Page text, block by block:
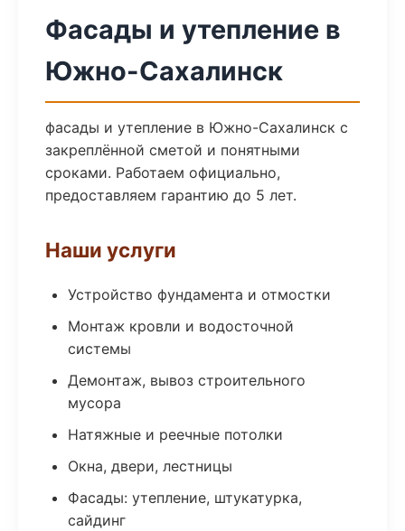
Фасады и утепление в
Южно-Сахалинск
фасады и утепление в Южно-Сахалинск с
закреплённой сметой и понятными
сроками. Работаем официально,
предоставляем гарантию до 5 лет.
Наши услуги
Устройство фундамента и отмостки
Монтаж кровли и водосточной
системы
Демонтаж, вывоз строительного
мусора
Натяжные и реечные потолки
Окна, двери, лестницы
Фасады: утепление, штукатурка,
сайдинг